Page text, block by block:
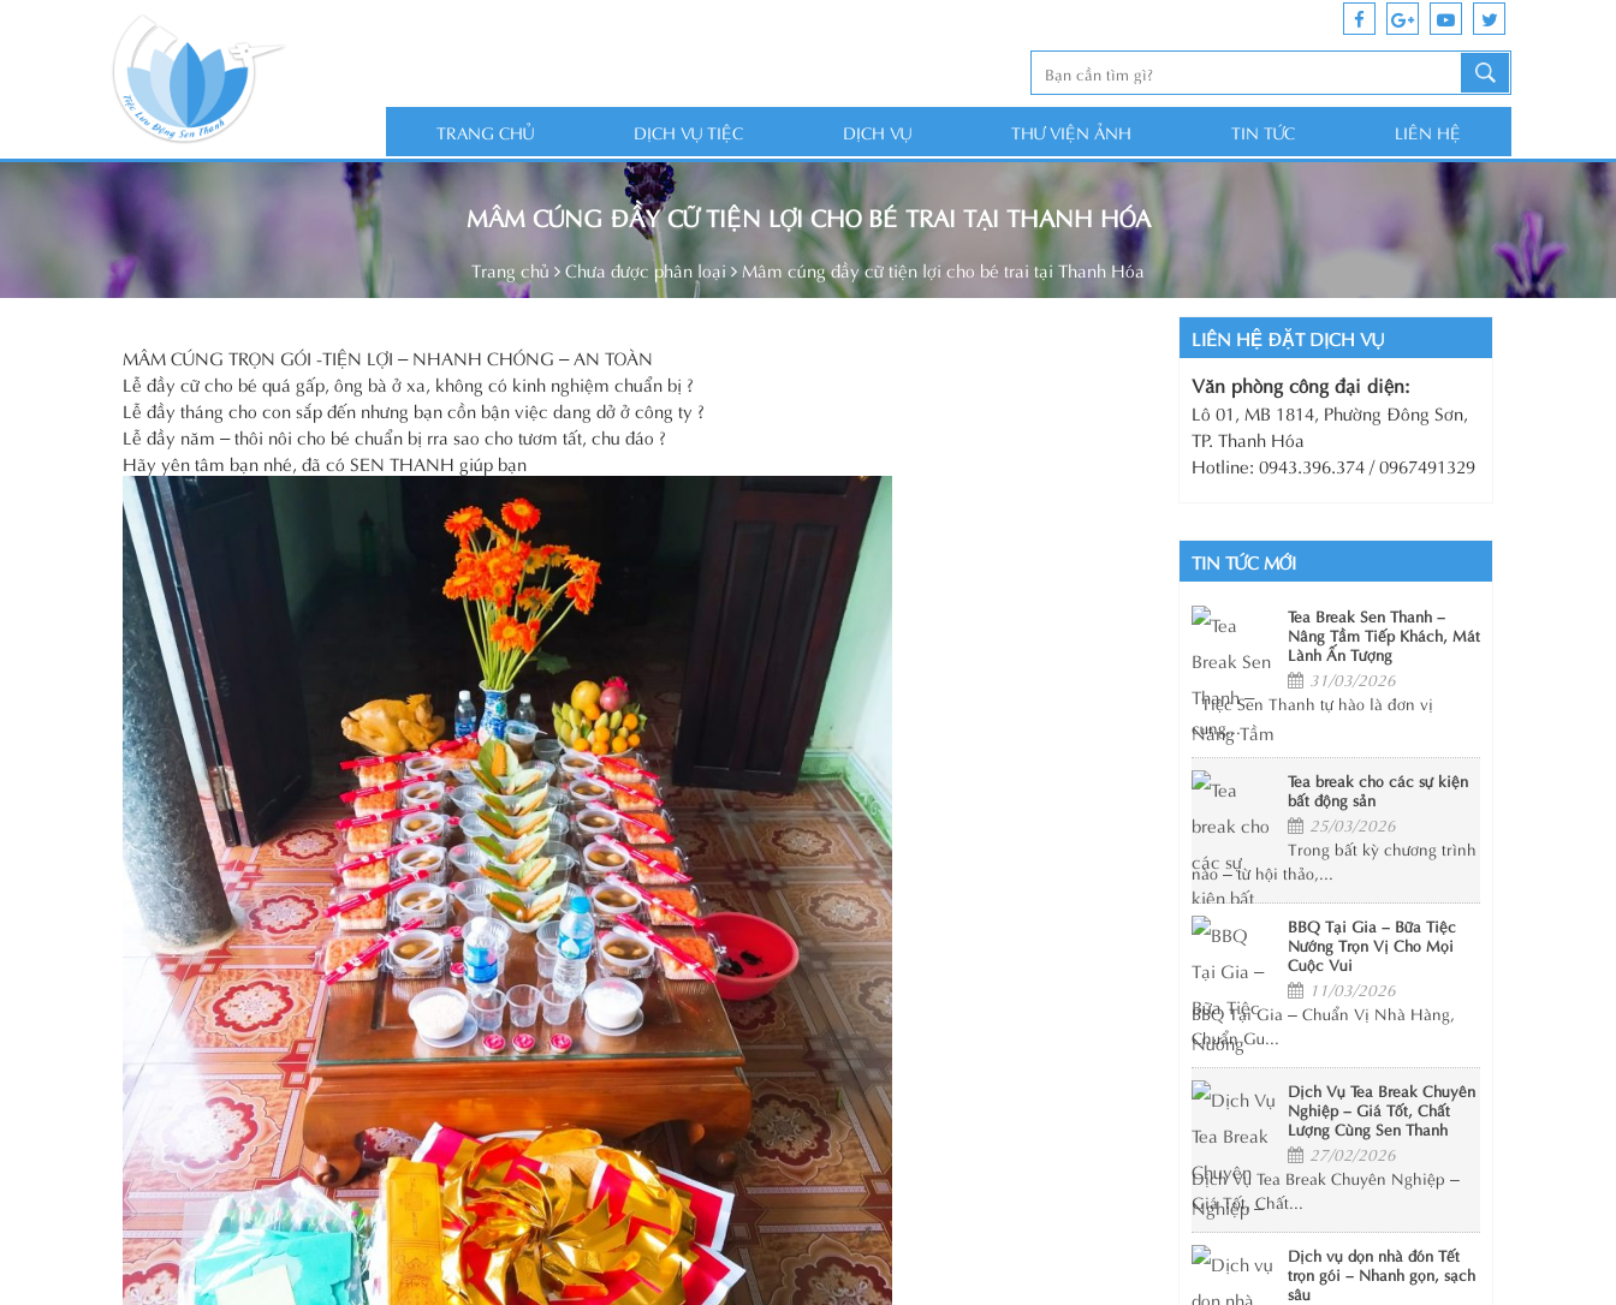
TRANG CHỦ DỊCH VỤ TIỆC DỊCH VỤ THƯ VIỆN ẢNH TIN TỨC LIÊN HỆ
MÂM CÚNG ĐẦY CỮ TIỆN LỢI CHO BÉ TRAI TẠI THANH HÓA
Trang chủ Chưa được phân loại Mâm cúng đầy cữ tiện lợi cho bé trai tại Thanh Hóa
MÂM CÚNG TRỌN GÓI -TIỆN LỢI – NHANH CHÓNG – AN TOÀN
Lễ đầy cữ cho bé quá gấp, ông bà ở xa, không có kinh nghiệm chuẩn bị ?
Lễ đầy tháng cho con sắp đến nhưng bạn cồn bận việc dang dở ở công ty ?
Lễ đầy năm – thôi nôi cho bé chuẩn bị rra sao cho tươm tất, chu đáo ?
Hãy yên tâm bạn nhé, đã có SEN THANH giúp bạn
LIÊN HỆ ĐẶT DỊCH VỤ
Văn phòng công đại diện:
Lô 01, MB 1814, Phường Đông Sơn,
TP. Thanh Hóa
Hotline: 0943.396.374 / 0967491329
TIN TỨC MỚI
Tea Break Sen Thanh –
Nâng Tầm Tiếp Khách, Mát
Lành Ấn Tượng
31/03/2026
Tiệc Sen Thanh tự hào là đơn vị
cung...
Tea break cho các sự kiện
bất động sản
25/03/2026
Trong bất kỳ chương trình
nào – từ hội thảo,...
BBQ Tại Gia – Bữa Tiệc
Nướng Trọn Vị Cho Mọi
Cuộc Vui
11/03/2026
BBQ Tại Gia – Chuẩn Vị Nhà Hàng,
Chuẩn Gu...
Dịch Vụ Tea Break Chuyên
Nghiệp – Giá Tốt, Chất
Lượng Cùng Sen Thanh
27/02/2026
Dịch Vụ Tea Break Chuyên Nghiệp –
Giá Tốt, Chất...
Dịch vụ dọn nhà đón Tết
trọn gói – Nhanh gọn, sạch
sâu